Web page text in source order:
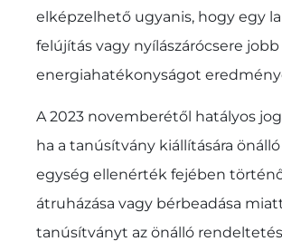
elképzelhető ugyanis, hogy egy
felújítás vagy nyílászárócsere jobb
energiahatékonyságot
A 2023 novemberétől hatályos
ha a tanúsítvány kiállítására
egység ellenérték fejében
átruházása vagy bérbeadása
tanúsítványt az önálló